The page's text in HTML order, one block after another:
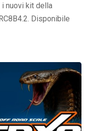
i nuovi kit della
Disponibile